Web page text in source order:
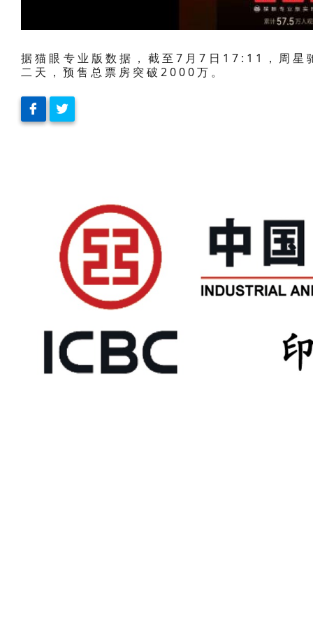
据猫眼专业版数据，截至7月7日17:11，周星
二天，预售总票房突破2000万。